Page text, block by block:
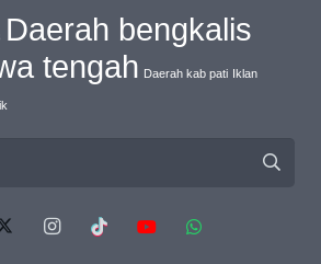
Daerah bengkalis
tengah Daerah kab pati Iklan